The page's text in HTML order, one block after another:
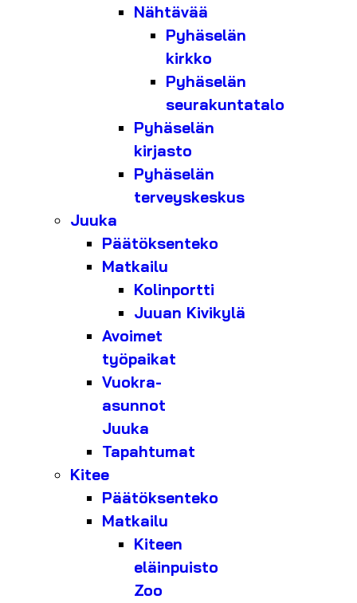
Nähtävää
Pyhäselän
kirkko
Pyhäselän
seurakuntatalo
Pyhäselän
kirjasto
Pyhäselän
terveyskeskus
Juuka
Päätöksenteko
Matkailu
Kolinportti
Juuan Kivikylä
Avoimet
työpaikat
Vuokra-
asunnot
Juuka
Tapahtumat
Kitee
Päätöksenteko
Matkailu
Kiteen
eläinpuisto
Zoo